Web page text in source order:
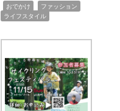
おでかけ ファッション
ライフスタイル